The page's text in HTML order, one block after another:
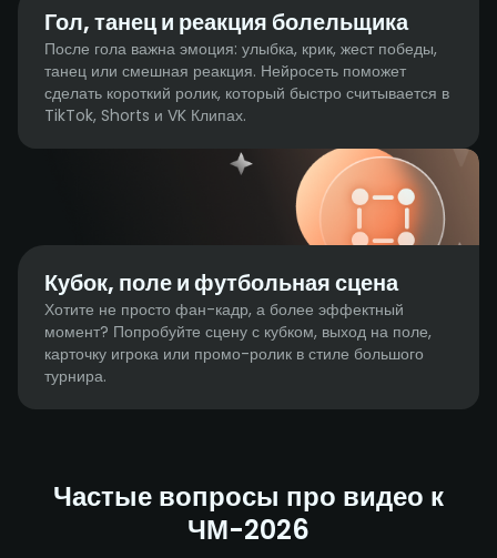
Гол, танец и реакция болельщика
После гола важна эмоция: улыбка, крик, жест победы,
танец или смешная реакция. Нейросеть поможет
сделать короткий ролик, который быстро считывается в
TikTok, Shorts и VK Клипах.
Кубок, поле и футбольная сцена
Хотите не просто фан-кадр, а более эффектный
момент? Попробуйте сцену с кубком, выход на поле,
карточку игрока или промо-ролик в стиле большого
турнира.
Частые вопросы про видео к
ЧМ-2026